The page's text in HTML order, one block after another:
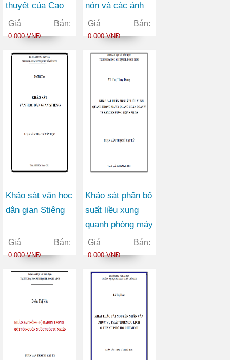
thuyết của Cao
Hành Kiện
Giá Bán:
0.000 VNĐ
nón và các ánh
xạ giữa chúng
Giá Bán:
0.000 VNĐ
Khảo sát văn học
dân gian Stiêng
Giá Bán:
0.000 VNĐ
Khảo sát phân bố
suất liều xung
quanh phòng máy
X quang chẩn
đoán y tế bằng
MCNP
Giá Bán:
0.000 VNĐ